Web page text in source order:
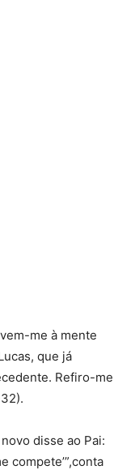
me à mente
que já
Refiro-me
disse ao Pai:
compete’”,conta